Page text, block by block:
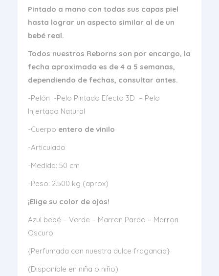
Pintado a mano con todas sus capas piel
hasta lograr un aspecto similar al de un
bebé real.
Todos nuestros Reborns son por encargo, la
fecha aproximada es de 4 a 5 semanas,
dependiendo de fechas, consultar antes.
-Pelón -Pelo Pintado Efecto 3D – Pelo
Injertado Natural
-Cuerpo entero de vinilo
-Articulado
-Medida: 50 cm
-Peso: 2.500 kg (aprox)
¡Elige su color de ojos!
Azul bebé – Verde – Marron Pardo – Marron
Oscuro
{Perfumada con nuestra dulce fragancia}
(Disponible en niña o niño)